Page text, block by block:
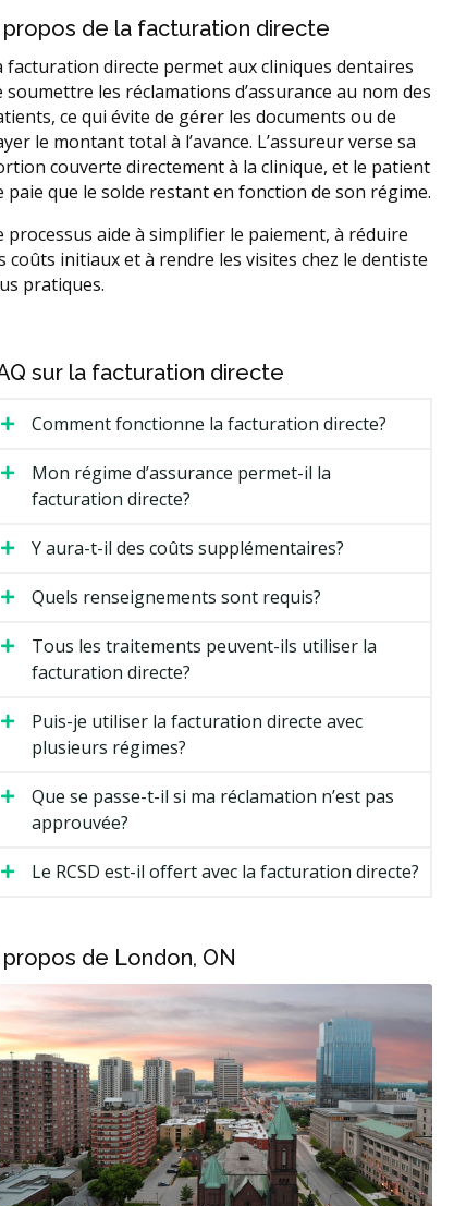
propos de la facturation directe
facturation directe permet aux cliniques dentaires
soumettre les réclamations d’assurance au nom des
ce qui évite de gérer les documents ou de
le montant total à l’avance. L’assureur verse sa
couverte directement à la clinique, et le patient
paie que le solde restant en fonction de son régime.
processus aide à simplifier le paiement, à réduire
coûts initiaux et à rendre les visites chez le dentiste
pratiques.
sur la facturation directe
Comment fonctionne la facturation directe?
Mon régime d’assurance permet-il la
facturation directe?
Y aura-t-il des coûts supplémentaires?
Quels renseignements sont requis?
Tous les traitements peuvent-ils utiliser la
facturation directe?
Puis-je utiliser la facturation directe avec
plusieurs régimes?
Que se passe-t-il si ma réclamation n’est pas
approuvée?
Le RCSD est-il offert avec la facturation directe?
propos de London, ON